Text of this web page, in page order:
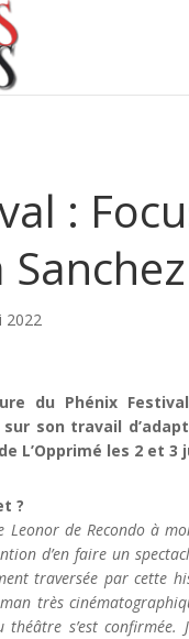
:
2022
du Phénix Festival
son travail
L’Opprimé les 2 et 3
?
de Recondo à
d’en faire un
traversée par cette
très
s’est confirmée.